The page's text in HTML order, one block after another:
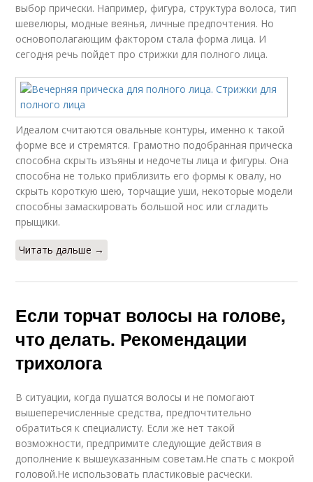
выбор прически. Например, фигура, структура волоса, тип
шевелюры, модные веянья, личные предпочтения. Но
основополагающим фактором стала форма лица. И
сегодня речь пойдет про стрижки для полного лица.
Идеалом считаются овальные контуры, именно к такой
форме все и стремятся. Грамотно подобранная прическа
способна скрыть изъяны и недочеты лица и фигуры. Она
способна не только приблизить его формы к овалу, но
скрыть короткую шею, торчащие уши, некоторые модели
способны замаскировать большой нос или сгладить
прыщики.
Читать дальше →
Если торчат волосы на голове,
что делать. Рекомендации
трихолога
В ситуации, когда пушатся волосы и не помогают
вышеперечисленные средства, предпочтительно
обратиться к специалисту. Если же нет такой
возможности, предпримите следующие действия в
дополнение к вышеуказанным советам.Не спать с мокрой
головой.Не использовать пластиковые расчески.